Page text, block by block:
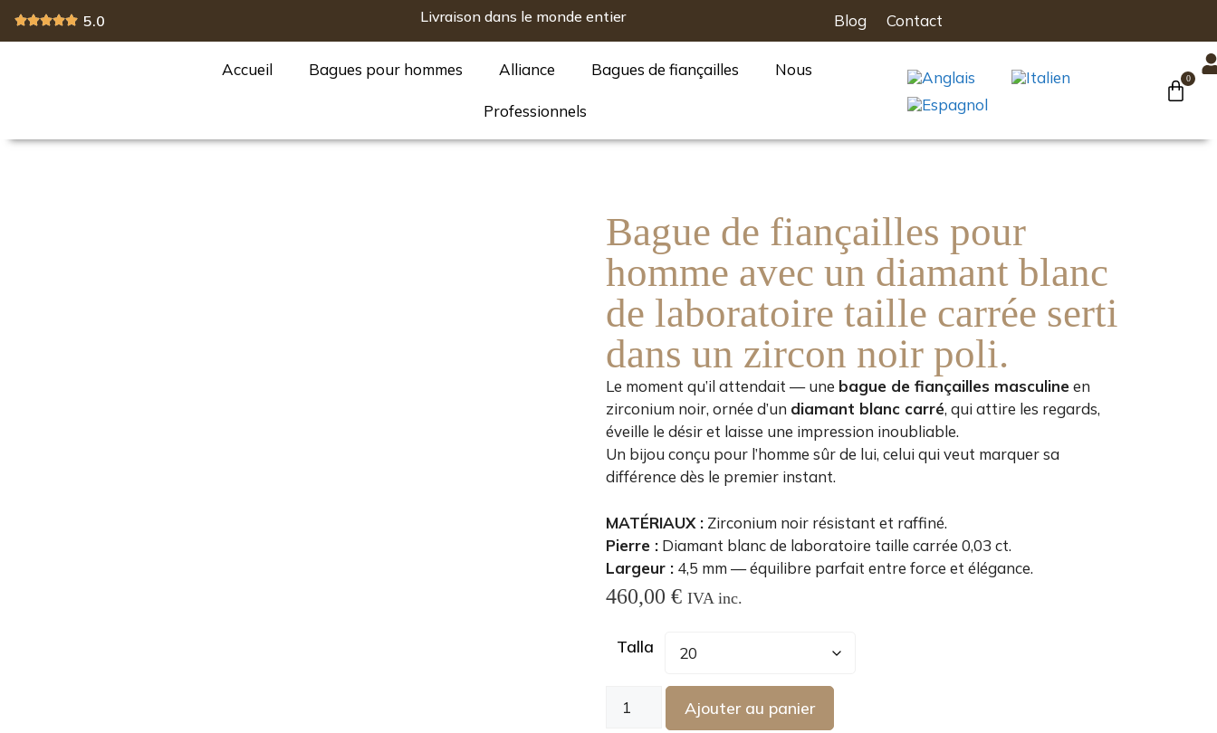
5.0 Livraison dans le monde entier Blog Contact
Accueil Bagues pour hommes Alliance Bagues de fiançailles Nous
Professionnels
0
Bague de fiançailles pour
homme avec un diamant blanc
de laboratoire taille carrée serti
dans un zircon noir poli.
Le moment qu’il attendait — une bague de fiançailles masculineen
zirconium noir, ornée d’un diamant blanc carré, qui attire les regards,
éveille le désir et laisse une impression inoubliable.
Un bijou conçu pour l’homme sûr de lui, celui qui veut marquer sa
différence dès le premier instant.
MATÉRIAUX : Zirconium noir résistant et raffiné.
Pierre : Diamant blanc de laboratoire taille carrée 0,03 ct.
Largeur : 4,5 mm — équilibre parfait entre force et élégance.
460,00 € IVA inc.
Talla
Ajouter au panier